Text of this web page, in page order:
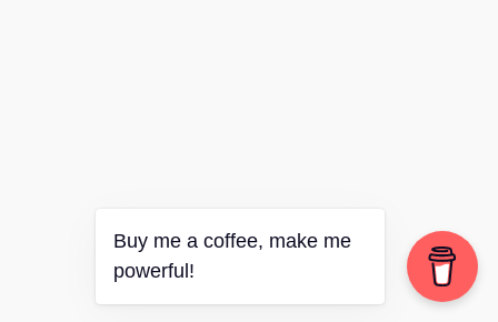
Buy me a coffee, make me
powerful!